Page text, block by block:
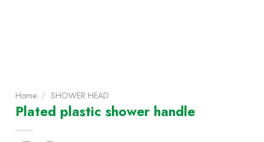
Home / SHOWER HEAD
Plated plastic shower handle